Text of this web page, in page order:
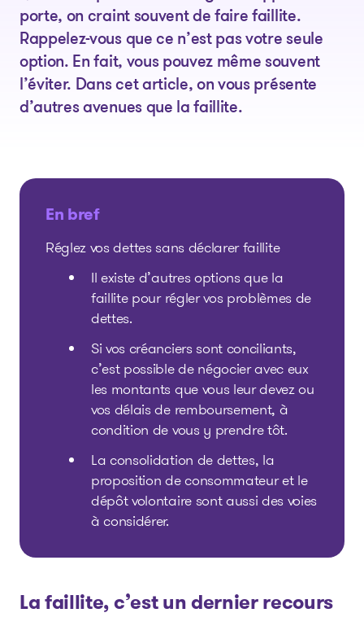
porte, on craint souvent de faire faillite.
Rappelez-vous que ce n’est pas votre seule
option. En fait, vous pouvez même souvent
l’éviter. Dans cet article, on vous présente
d’autres avenues que la faillite.
En bref
Réglez vos dettes sans déclarer faillite
Il existe d’autres options que la
faillite pour régler vos problèmes de
dettes.
Si vos créanciers sont conciliants,
c’est possible de négocier avec eux
les montants que vous leur devez ou
vos délais de remboursement, à
condition de vous y prendre tôt.
La consolidation de dettes, la
proposition de consommateur et le
dépôt volontaire sont aussi des voies
à considérer.
La faillite, c’est un dernier recours